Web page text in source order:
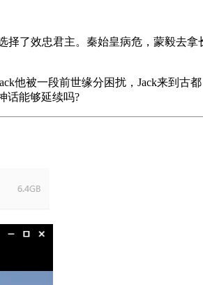
了效忠君主。秦始皇病危，蒙毅去拿
他被一段前世缘分困扰，Jack来到古都
话能够延续吗?